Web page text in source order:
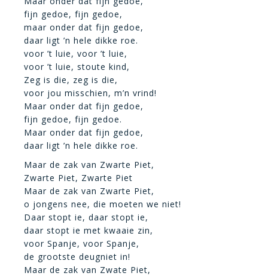
fijn gedoe, fijn gedoe,
maar onder dat fijn gedoe,
daar ligt ’n hele dikke roe.
voor ’t luie, voor ’t luie,
voor ’t luie, stoute kind,
Zeg is die, zeg is die,
voor jou misschien, m’n vrind!
Maar onder dat fijn gedoe,
fijn gedoe, fijn gedoe.
Maar onder dat fijn gedoe,
daar ligt ’n hele dikke roe.
Maar de zak van Zwarte Piet,
Zwarte Piet, Zwarte Piet
Maar de zak van Zwarte Piet,
o jongens nee, die moeten we niet!
Daar stopt ie, daar stopt ie,
daar stopt ie met kwaaie zin,
voor Spanje, voor Spanje,
de grootste deugniet in!
Maar de zak van Zwate Piet,